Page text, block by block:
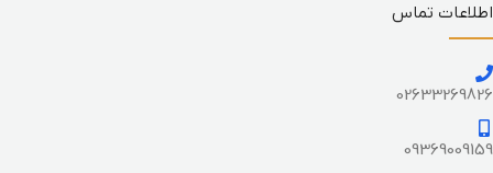
اطلاعات تماس
02633269826
09369009159